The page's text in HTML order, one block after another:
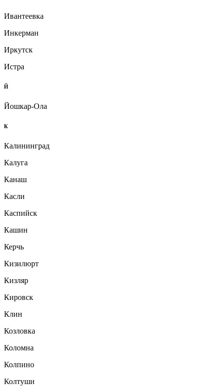
Ивантеевка
Инкерман
Иркутск
Истра
Й
Йошкар-Ола
К
Калининград
Калуга
Канаш
Касли
Каспийск
Кашин
Керчь
Кизилюрт
Кизляр
Кировск
Клин
Козловка
Коломна
Колпино
Колтуши